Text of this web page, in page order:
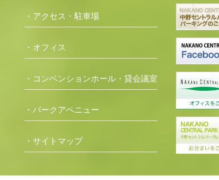
・アクセス・駐車場
・オフィス
・コンベンションホール・貸会議室
・パークアベニュー
・サイトマップ